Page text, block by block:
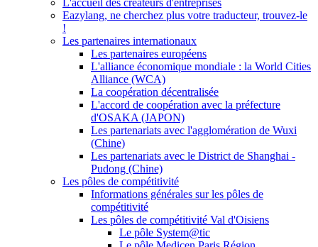
L'accueil des créateurs d'entreprises
Eazylang, ne cherchez plus votre traducteur, trouvez-le
!
Les partenaires internationaux
Les partenaires européens
L'alliance économique mondiale : la World Cities
Alliance (WCA)
La coopération décentralisée
L'accord de coopération avec la préfecture
d'OSAKA (JAPON)
Les partenariats avec l'agglomération de Wuxi
(Chine)
Les partenariats avec le District de Shanghai -
Pudong (Chine)
Les pôles de compétitivité
Informations générales sur les pôles de
compétitivité
Les pôles de compétitivité Val d'Oisiens
Le pôle System@tic